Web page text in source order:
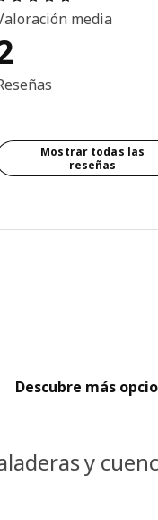
media
Mostrar todas las
reseñas
Descubre más
y